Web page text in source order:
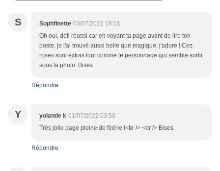
S Sophfinette 03/07/2022 16:01
Oh oui, défi réussi car en voyant ta page avant de lire ton
poste, je l'ai trouvé aussi belle que magique, j'adore ! Ces
roses sont extras tout comme le personnage qui semble sortir
sous la photo. Bises
Répondre
Y yolande k 01/07/2022 03:50
Très jolie page pleine de féérie !<br /> <br /> Bises
Répondre